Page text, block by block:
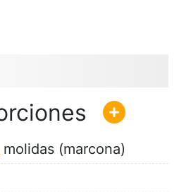
molidas (marcona)